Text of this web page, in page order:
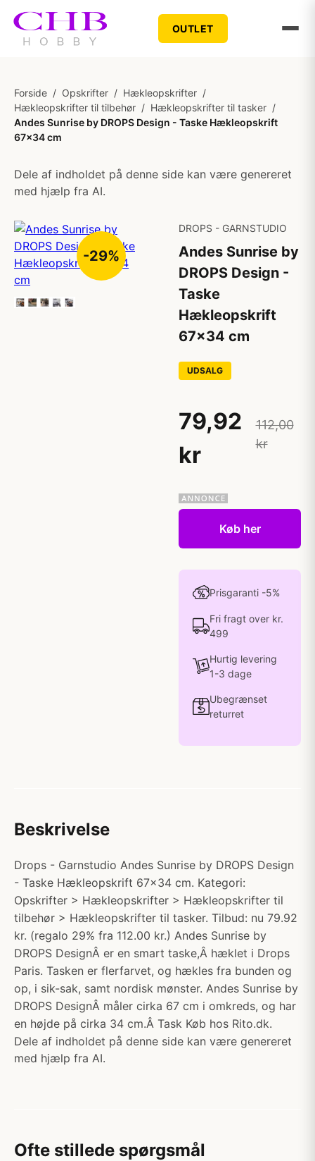
OUTLET
Forside / Opskrifter / Hækleopskrifter /
Hækleopskrifter til tilbehør / Hækleopskrifter til tasker /
Andes Sunrise by DROPS Design - Taske Hækleopskrift
67x34 cm
Dele af indholdet på denne side kan være genereret
med hjælp fra AI.
-29%
DROPS - GARNSTUDIO
Andes Sunrise by
DROPS Design -
Taske
Hækleopskrift
67x34 cm
UDSALG
79,92
kr
112,00
kr
Køb her
Prisgaranti -5%
Fri fragt over kr.
499
Hurtig levering
1-3 dage
Ubegrænset
returret
Beskrivelse
Drops - Garnstudio Andes Sunrise by DROPS Design
- Taske Hækleopskrift 67x34 cm. Kategori:
Opskrifter > Hækleopskrifter > Hækleopskrifter til
tilbehør > Hækleopskrifter til tasker. Tilbud: nu 79.92
kr. (regalo 29% fra 112.00 kr.) Andes Sunrise by
DROPS DesignÂ er en smart taske,Â hæklet i Drops
Paris. Tasken er flerfarvet, og hækles fra bunden og
op, i sik-sak, samt nordisk mønster. Andes Sunrise by
DROPS DesignÂ måler cirka 67 cm i omkreds, og har
en højde på cirka 34 cm.Â Task Køb hos Rito.dk.
Dele af indholdet på denne side kan være genereret
med hjælp fra AI.
Ofte stillede spørgsmål